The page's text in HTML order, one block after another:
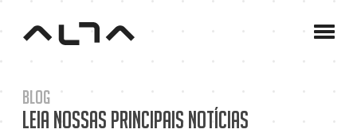
Blog
Leia nossas principais notícias